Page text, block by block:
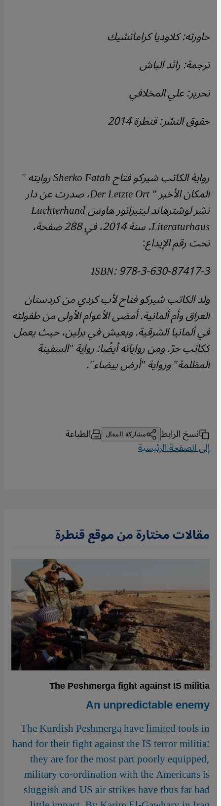
حاورته: كلاوديا كراماتشيك
ترجمة: رائد الباش
تحرير: علي المخلافي
حقوق النشر: قنطرة 2014
رواية الكاتب شيركو فتاحSherko Fatah روايته "
المكان الأخير" Der Letzte Ort ، صدرت عن دار
نشر لوشترهاند ليتيراتور هاوسLuchterhand
Literaturhaus ، سنة 2014، في 288 صفحة،
تحت رقم الإيداع:
ISBN: 978-3-630-87417-3
ولد الكاتب شيركو فتاح لأب كردي من كردستان
العراق وأم ألمانية. أمضى الأعوام الأولى من طفولته
في ألمانيا الشرقية. ويعيش في برلين، حيث يعمل
ككاتب حرّ. ومن رواياته أيضًا: رواية "السفينة
المظلمة" ورواية "أرض بيضاء".
نسخ الرابط مشاركة المقال الطباعة
إلى الصفحة الرئيسية
مقالات مختارة من موقع قنطرة
The Peshmerga fight against IS militia
An unpredictable enemy
The Kurdish Peshmerga have limited tools in
hand for their fight against the IS terror militia:
they are for the most part poorly equipped,
military co-ordination with the Americans is
sluggish and US air strikes have thus far had